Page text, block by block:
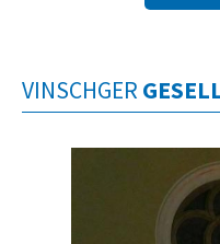
VINSCHGER